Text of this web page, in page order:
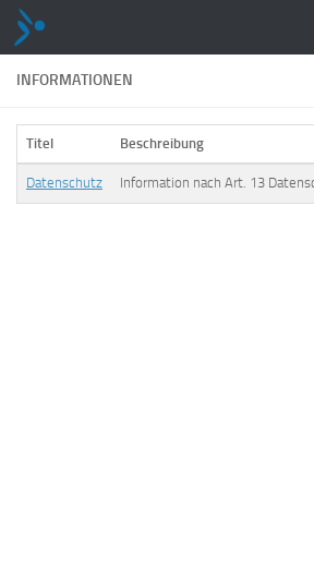
Zum Inhalt springen
INFORMATIONEN
Titel Beschreibung
Datenschutz Information nach Art. 13